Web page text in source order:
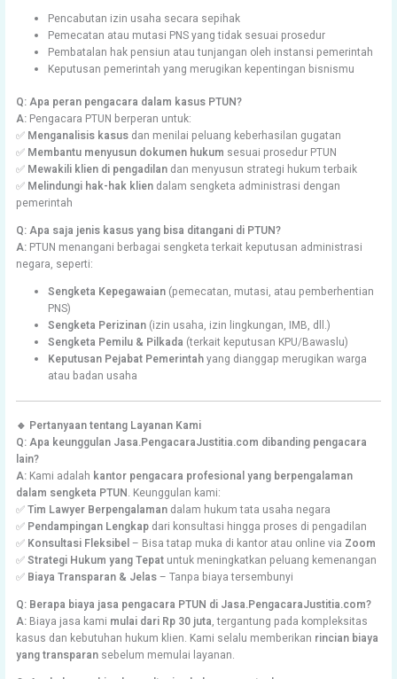
Pencabutan izin usaha secara sepihak
Pemecatan atau mutasi PNS yang tidak sesuai prosedur
Pembatalan hak pensiun atau tunjangan oleh instansi pemerintah
Keputusan pemerintah yang merugikan kepentingan bisnismu
Q: Apa peran pengacara dalam kasus PTUN?
A: Pengacara PTUN berperan untuk:
✅ Menganalisis kasus dan menilai peluang keberhasilan gugatan
✅ Membantu menyusun dokumen hukum sesuai prosedur PTUN
✅ Mewakili klien di pengadilan dan menyusun strategi hukum terbaik
✅ Melindungi hak-hak klien dalam sengketa administrasi dengan
pemerintah
Q: Apa saja jenis kasus yang bisa ditangani di PTUN?
A: PTUN menangani berbagai sengketa terkait keputusan administrasi
negara, seperti:
Sengketa Kepegawaian (pemecatan, mutasi, atau pemberhentian
PNS)
Sengketa Perizinan (izin usaha, izin lingkungan, IMB, dll.)
Sengketa Pemilu & Pilkada (terkait keputusan KPU/Bawaslu)
Keputusan Pejabat Pemerintahyang dianggap merugikan warga
atau badan usaha
🔹 Pertanyaan tentang Layanan Kami
Q: Apa keunggulan Jasa.PengacaraJustitia.com dibanding pengacara
lain?
A: Kami adalah kantor pengacara profesional yang berpengalaman
dalam sengketa PTUN. Keunggulan kami:
✅Tim Lawyer Berpengalaman dalam hukum tata usaha negara
✅ Pendampingan Lengkap dari konsultasi hingga proses di pengadilan
✅ Konsultasi Fleksibel– Bisa tatap muka di kantor atau online via Zoom
✅Strategi Hukum yang Tepat untuk meningkatkan peluang kemenangan
✅ Biaya Transparan & Jelas– Tanpa biaya tersembunyi
Q: Berapa biaya jasa pengacara PTUN di Jasa.PengacaraJustitia.com?
A: Biaya jasa kami mulai dari Rp 30 juta, tergantung pada kompleksitas
kasus dan kebutuhan hukum klien. Kami selalu memberikan rincian biaya
yang transparan sebelum memulai layanan.